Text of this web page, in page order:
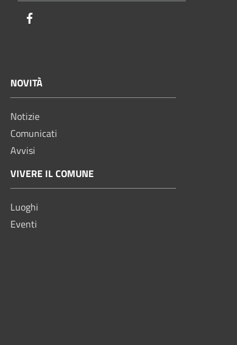
NOVITÀ
Notizie
Comunicati
Avvisi
VIVERE IL COMUNE
Luoghi
Eventi